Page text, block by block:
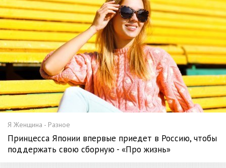
Я Женщина - Разное
Принцесса Японии впервые приедет в Россию, чтобы
поддержать свою сборную - «Про жизнь»